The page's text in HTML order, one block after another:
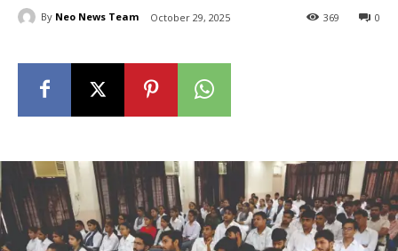
By Neo News Team October 29, 2025 0
369